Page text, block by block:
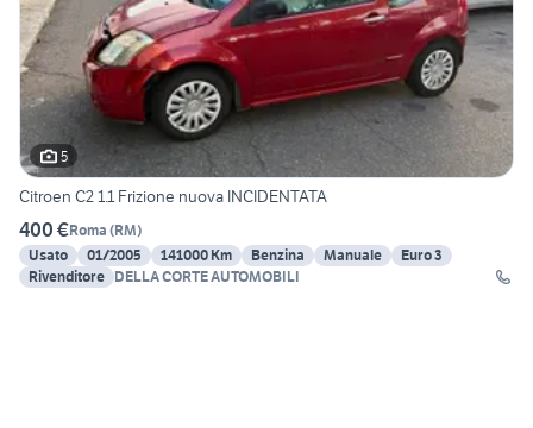
5
Citroen C2 1.1 Frizione nuova INCIDENTATA
400 €Roma (RM)
Usato
01/2005 141000 Km Benzina Manuale
Euro 3
Rivenditore DELLA CORTE AUTOMOBILI